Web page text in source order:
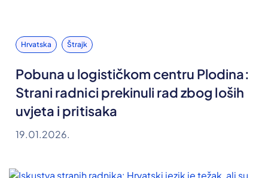
Hrvatska Štrajk
Pobuna u logističkom centru Plodina:
Strani radnici prekinuli rad zbog loših
uvjeta i pritisaka
19.01.2026.